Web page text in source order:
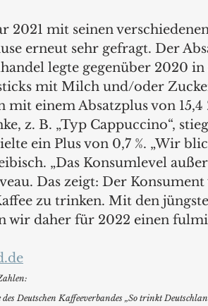
2021 mit seinen
erneut sehr gefragt. Der
legte gegenüber 2020
mit Milch und/oder
mit einem Absatzplus von 15,4
z. B. „Typ Cappuccino“,
ein Plus von 0,7 %. „Wir
„Das Konsumlevel
Das zeigt: Der
zu trinken. Mit den
wir daher für 2022 einen
Deutschen Kaffeeverbandes „So trinkt